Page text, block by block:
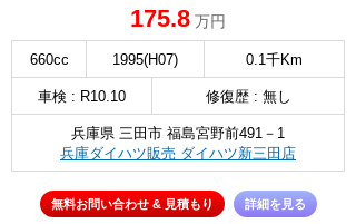
175.8 万円
660cc 1995(H07) 0.1千Km
車検 : R10.10 修復歴 : 無し
兵庫県 三田市 福島宮野前491－1
兵庫ダイハツ販売 ダイハツ新三田店
無料お問い合わせ & 見積もり 詳細を見る